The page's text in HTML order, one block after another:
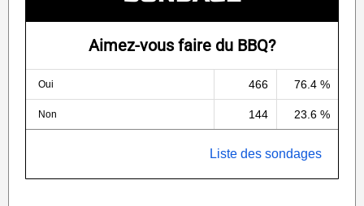
Aimez-vous faire du BBQ?
Oui 466 76.4 %
Non 144 23.6 %
Liste des sondages